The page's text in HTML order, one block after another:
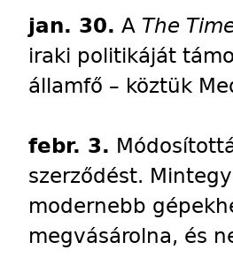
jan. 30. A The
iraki politikáját
államfő – köztük
febr. 3.
szerződést.
modernebb
megvásárolna, és